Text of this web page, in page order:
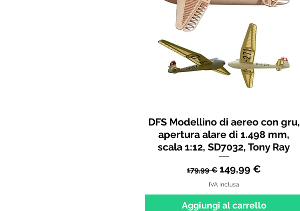
DFS Modellino di aereo con gru,
apertura alare di 1.498 mm,
scala 1:12, SD7032, Tony Ray
Prezzo regolare
179,99 € Prezzo scontato
149,99 €
IVA inclusa
Aggiungi al carrello